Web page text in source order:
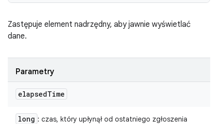
Zastępuje element nadrzędny, aby jawnie wyświetlać
dane.
Parametry
elapsedTime
long : czas, który upłynął od ostatniego zgłoszenia